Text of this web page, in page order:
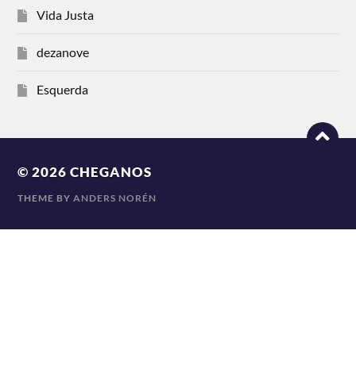
Vida Justa
dezanove
Esquerda
© 2026CHEGANOS
THEME BYANDERS NORÉN